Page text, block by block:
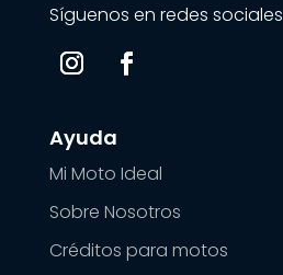
Síguenos en redes sociales
Ayuda
Mi Moto Ideal
Sobre Nosotros
Créditos para motos